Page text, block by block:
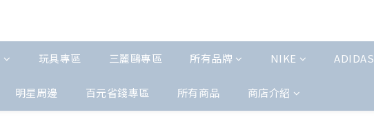
玩具專區 三麗鷗專區 所有品牌 NIKE ADIDAS
明星周邊 百元省錢專區 所有商品 商店介紹